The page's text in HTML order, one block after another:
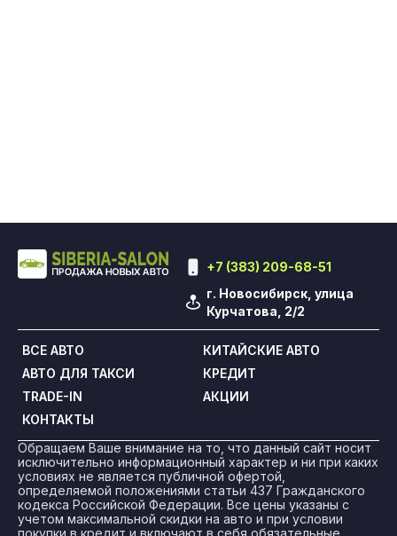
+7 (383) 209-68-51
г. Новосибирск, улица
Курчатова, 2/2
ВСЕ АВТО
КИТАЙСКИЕ АВТО
АВТО ДЛЯ ТАКСИ
КРЕДИТ
TRADE-IN
АКЦИИ
КОНТАКТЫ
Обращаем Ваше внимание на то, что данный сайт носит
исключительно информационный характер и ни при каких
условиях не является публичной офертой,
определяемой положениями статьи 437 Гражданского
кодекса Российской Федерации. Все цены указаны с
учетом максимальной скидки на авто и при условии